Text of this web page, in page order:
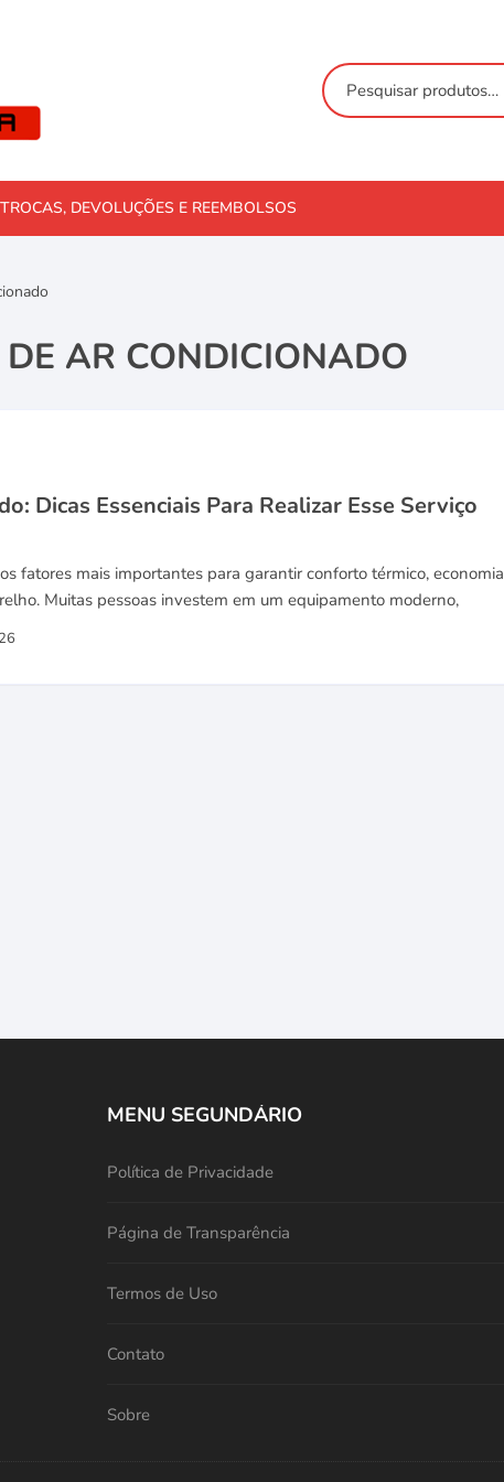
DEVOLUÇÕES E REEMBOLSOS
AR CONDICIONADO
Dicas Essenciais Para Realizar Esse Serviço
fatores mais importantes para garantir conforto térmico, economia
Muitas pessoas investem em um equipamento moderno,
MENU SEGUNDÁRIO
Política de Privacidade
Página de Transparência
Termos de Uso
Contato
Sobre